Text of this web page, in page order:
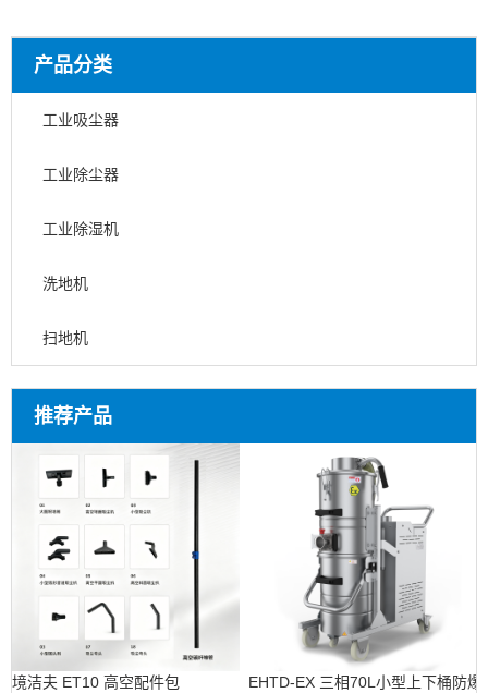
产品分类
工业吸尘器
工业除尘器
工业除湿机
洗地机
扫地机
推荐产品
境洁夫 ET10 高空配件包 EHTD-EX 三相70L小型上下桶防爆